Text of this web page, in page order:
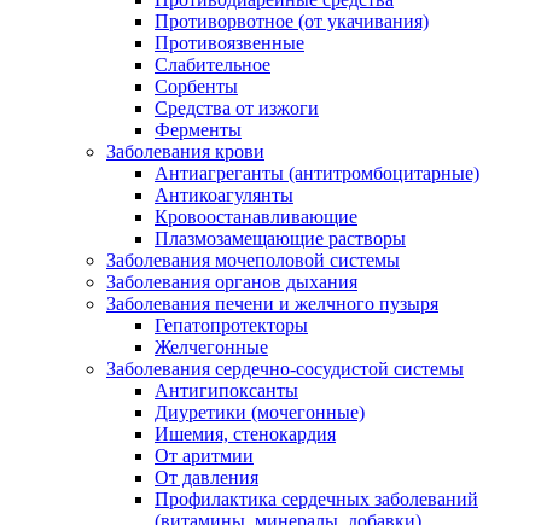
Противорвотное (от укачивания)
Противоязвенные
Слабительное
Сорбенты
Средства от изжоги
Ферменты
Заболевания крови
Антиагреганты (антитромбоцитарные)
Антикоагулянты
Кровоостанавливающие
Плазмозамещающие растворы
Заболевания мочеполовой системы
Заболевания органов дыхания
Заболевания печени и желчного пузыря
Гепатопротекторы
Желчегонные
Заболевания сердечно-сосудистой системы
Антигипоксанты
Диуретики (мочегонные)
Ишемия, стенокардия
От аритмии
От давления
Профилактика сердечных заболеваний
(витамины, минералы, добавки)